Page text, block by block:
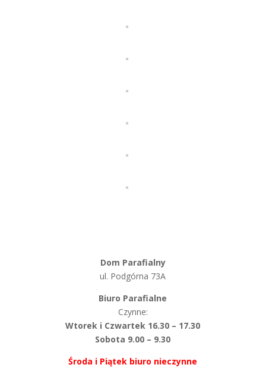
Dom Parafialny
ul. Podgórna 73A
Biuro Parafialne
Czynne:
Wtorek i Czwartek 16.30 – 17.30
Sobota 9.00 – 9.30
Środa i Piątek biuro nieczynne